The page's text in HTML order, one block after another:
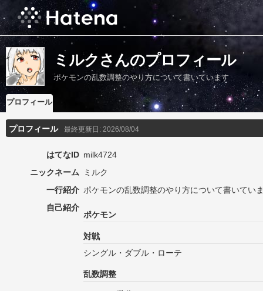
ミルクさんのプロフィール
ポケモンの乱数調整のやり方について書いています
プロフィール
プロフィール 最終更新日: 2026/08/04
はてなID milk4724
ニックネーム
ミルク
一行紹介 ポケモンの乱数調整のやり方について書いてい
自己紹介
ポケモン
対戦
シングル・ダブル・ローテ
乱数調整